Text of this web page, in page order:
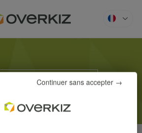
& SALONS
Continuer sans accepter →